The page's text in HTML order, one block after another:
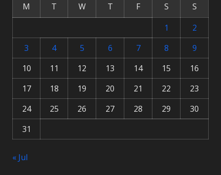
M T W T F S
S
1
2
3
4 5 6 7 8
9
10
11 12 13 14 15
16
17
18 19 20 21 22
23
24
25 26 27 28 29
30
31
« Jul